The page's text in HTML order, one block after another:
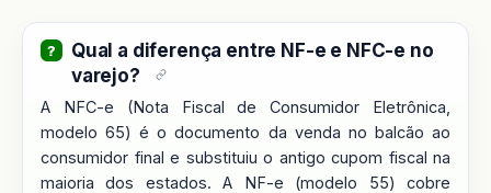
Qual a diferença entre NF-e e NFC-e no
varejo?
A NFC-e (Nota Fiscal de Consumidor Eletrônica,
modelo 65) é o documento da venda no balcão ao
consumidor final e substituiu o antigo cupom fiscal na
maioria dos estados. A NF-e (modelo 55) cobre